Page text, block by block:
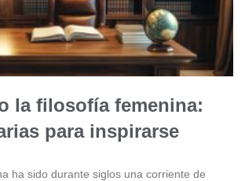
la filosofía femenina:
para inspirarse
ha sido durante siglos una corriente de